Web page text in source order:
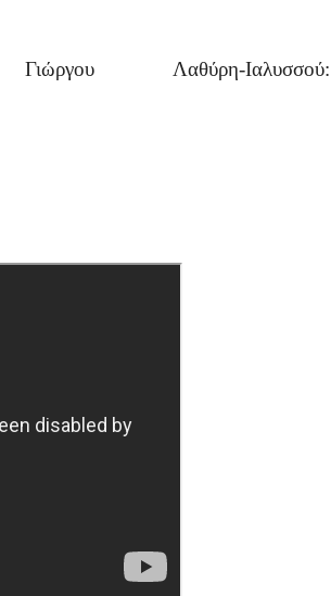
Λαθύρη-Ιαλυσσού: